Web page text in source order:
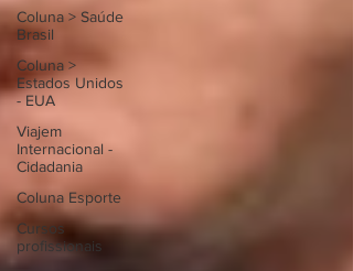
Coluna > Saúde
Brasil
Coluna >
Estados Unidos
- EUA
Viajem
Internacional -
Cidadania
Coluna Esporte
Cursos
profissionais